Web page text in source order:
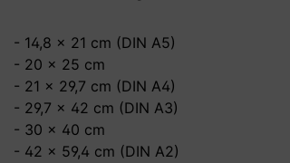
- 14,8 x 21 cm (DIN A5)
- 20 x 25 cm
- 21 x 29,7 cm (DIN A4)
- 29,7 x 42 cm (DIN A3)
- 30 x 40 cm
- 42 x 59,4 cm (DIN A2)